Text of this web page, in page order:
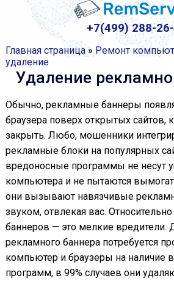
+7(499) 288-
Главная страница» Ремонт
удаление
Удаление
Обычно, рекламные баннеры
браузера поверх открытых сайтов,
закрыть. Любо, мошенники
рекламные блоки на популярных
вредоносные программы не несут
компьютера и не пытаются
они вызывают навязчивые
звуком, отвлекая вас.
баннеров — это мелкие вредители.
рекламного баннера потребуется
компьютер и браузеры на наличие
программ, в 99% случаев они